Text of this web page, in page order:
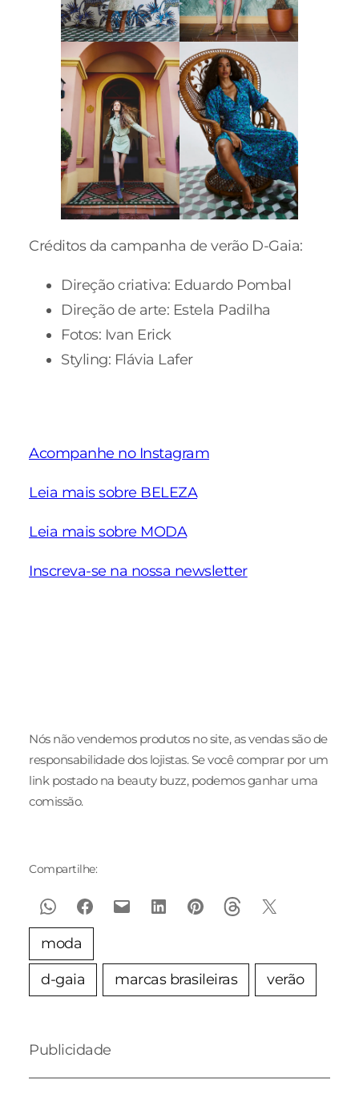
Créditos da campanha de verão D-Gaia:
Direção criativa: Eduardo Pombal
Direção de arte: Estela Padilha
Fotos: Ivan Erick
Styling: Flávia Lafer
Acompanhe no Instagram
Leia mais sobre BELEZA
Leia mais sobre MODA
Inscreva-se na nossa newsletter
Nós não vendemos produtos no site, as vendas são de
responsabilidade dos lojistas. Se você comprar por um
link postado na beauty buzz, podemos ganhar uma
comissão.
Compartilhe:
moda
d-gaia marcas brasileiras verão
Publicidade